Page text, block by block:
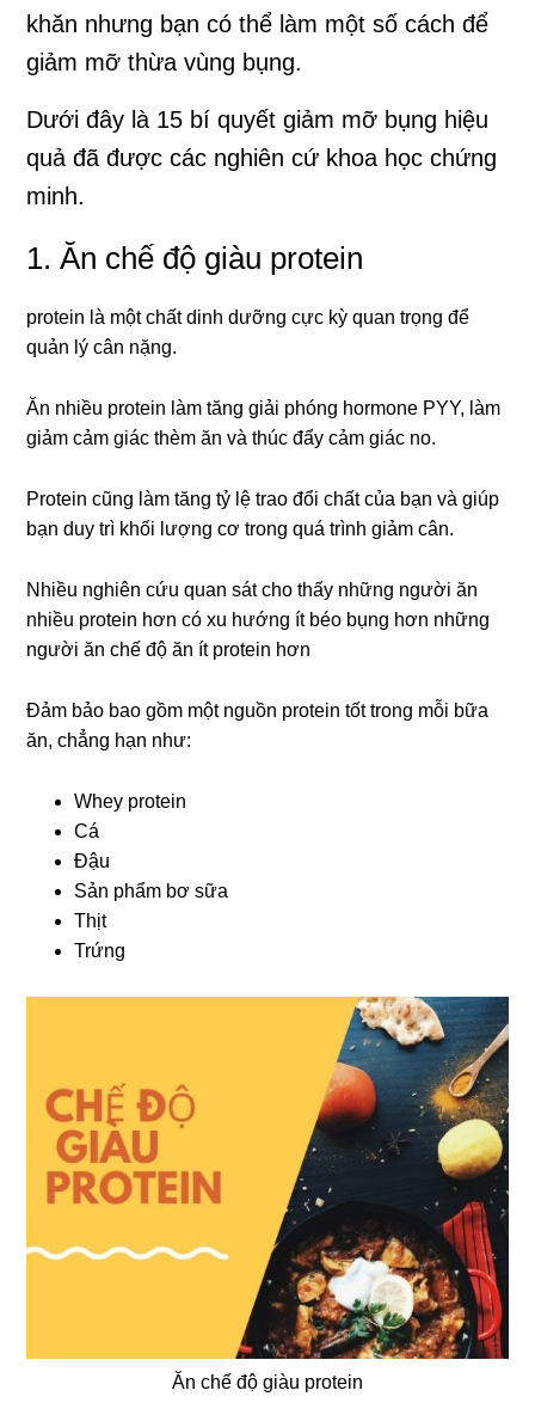
khăn nhưng bạn có thể làm một số cách để
giảm mỡ thừa vùng bụng.
Dưới đây là 15 bí quyết giảm mỡ bụng hiệu
quả đã được các nghiên cứ khoa học chứng
minh.
1. Ăn chế độ giàu protein
protein là một chất dinh dưỡng cực kỳ quan trọng để
quản lý cân nặng.
Ăn nhiều protein làm tăng giải phóng hormone PYY, làm
giảm cảm giác thèm ăn và thúc đẩy cảm giác no.
Protein cũng làm tăng tỷ lệ trao đổi chất của bạn và giúp
bạn duy trì khối lượng cơ trong quá trình giảm cân.
Nhiều nghiên cứu quan sát cho thấy những người ăn
nhiều protein hơn có xu hướng ít béo bụng hơn những
người ăn chế độ ăn ít protein hơn
Đảm bảo bao gồm một nguồn protein tốt trong mỗi bữa
ăn, chẳng hạn như:
Whey protein
Cá
Đậu
Sản phẩm bơ sữa
Thịt
Trứng
Ăn chế độ giàu protein